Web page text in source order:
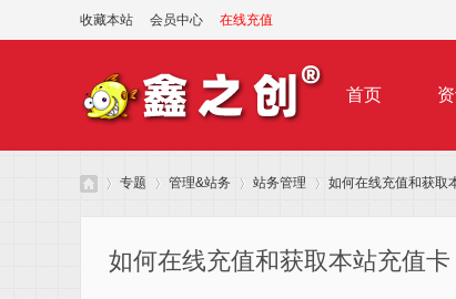
收藏本站 会员中心 在线充值
首页
专题 管理&站务 站务管理 如何在线充值和获取
如何在线充值和获取本站充值卡